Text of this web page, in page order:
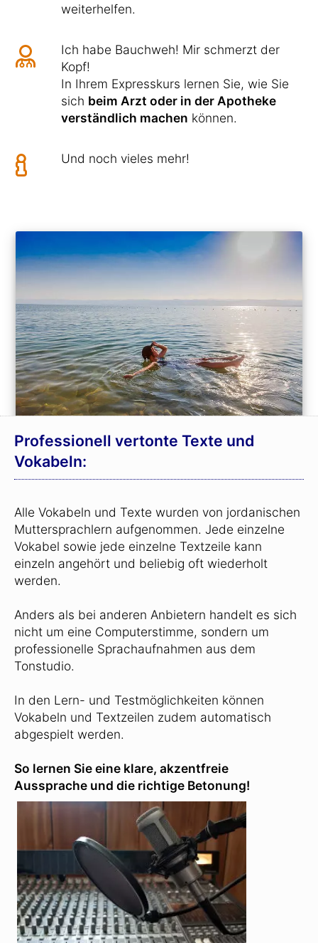
weiterhelfen.
Ich habe Bauchweh! Mir schmerzt der
Kopf!
In Ihrem Expresskurs lernen Sie, wie Sie
sich beim Arzt oder in der Apotheke
verständlich machen können.
Und noch vieles mehr!
Professionell vertonte Texte und
Vokabeln:
Alle Vokabeln und Texte wurden von jordanischen
Muttersprachlern aufgenommen. Jede einzelne
Vokabel sowie jede einzelne Textzeile kann
einzeln angehört und beliebig oft wiederholt
werden.
Anders als bei anderen Anbietern handelt es sich
nicht um eine Computerstimme, sondern um
professionelle Sprachaufnahmen aus dem
Tonstudio.
In den Lern- und Testmöglichkeiten können
Vokabeln und Textzeilen zudem automatisch
abgespielt werden.
So lernen Sie eine klare, akzentfreie
Aussprache und die richtige Betonung!